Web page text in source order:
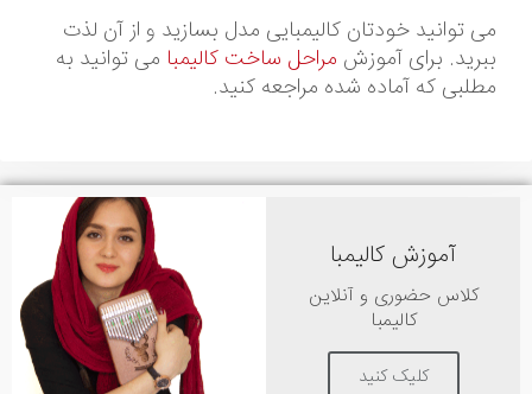
می توانید خودتان کالیمبایی مدل بسازید و از آن لذت
ببرید. برای آموزش مراحل ساخت کالیمبا می توانید به
مطلبی که آماده شده مراجعه کنید.
آموزش کالیمبا
کلاس حضوری و آنلاین
کالیمبا
کلیک کنید